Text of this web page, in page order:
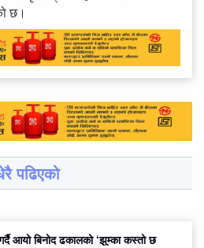
छ।
पढिएको
आयो बिनोद ढकालको ‘झुम्का कस्तो छ